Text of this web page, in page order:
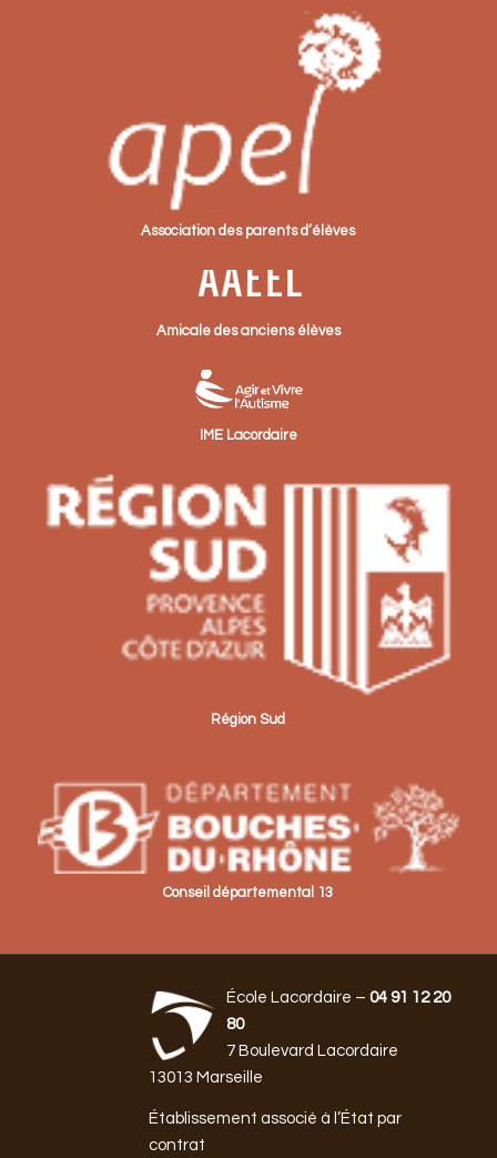
Association des parents d’élèves
Amicale des anciens élèves
IME Lacordaire
Région Sud
Conseil départemental 13
École Lacordaire – 04 91 12 20
80
7 Boulevard Lacordaire
13013 Marseille
Établissement associé à l’État par
contrat